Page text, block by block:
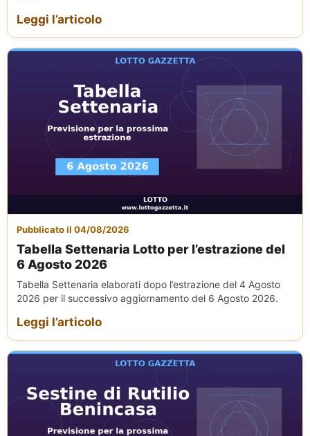
Leggi l’articolo
Pubblicato il 04/08/2026
Tabella Settenaria Lotto per l’estrazione del
6 Agosto 2026
Tabella Settenaria elaborati dopo l’estrazione del 4 Agosto
2026 per il successivo aggiornamento del 6 Agosto 2026.
Leggi l’articolo